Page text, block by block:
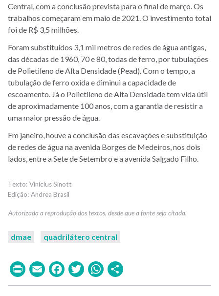
Central, com a conclusão prevista para o final de março. Os
trabalhos começaram em maio de 2021.O investimento total
foi de R$ 3,5 milhões.
Foram substituídos 3,1 mil metros de redes de água antigas,
das décadas de 1960, 70 e 80, todas de ferro, por tubulações
de Polietileno de Alta Densidade (Pead). Com o tempo, a
tubulação de ferro oxida e diminui a capacidade de
escoamento. Já o Polietileno de Alta Densidade tem vida útil
de aproximadamente 100 anos, com a garantia de resistir a
uma maior pressão de água.
Em janeiro, houve a conclusão das escavações e substituição
de redes de água na avenida Borges de Medeiros, nos dois
lados, entre a Sete de Setembro e a avenida Salgado Filho.
Vinícius Sinott
Andrea Brasil
dmae quadrilátero central
PrintEmailFacebook
TwitterWhatsApp